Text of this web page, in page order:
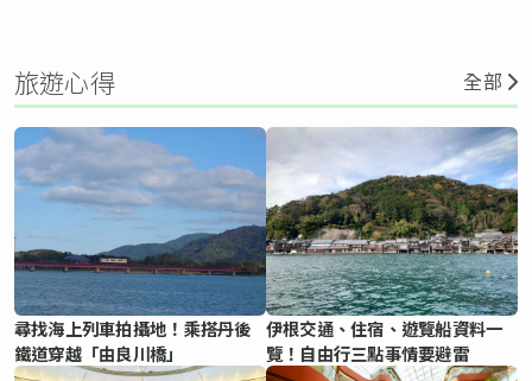
旅遊心得 全部
尋找海上列車拍攝地！乘搭丹後
鐵道穿越「由良川橋」
伊根交通、住宿、遊覽船資料一
覽！自由行三點事情要避雷